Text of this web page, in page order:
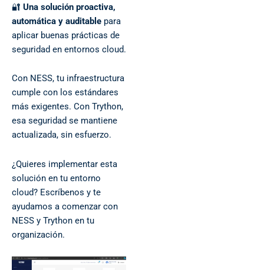
🔐 Una solución proactiva,
automática y auditable para
aplicar buenas prácticas de
seguridad en entornos cloud.
Con NESS, tu infraestructura
cumple con los estándares
más exigentes. Con Trython,
esa seguridad se mantiene
actualizada, sin esfuerzo.
¿Quieres implementar esta
solución en tu entorno
cloud? Escríbenos y te
ayudamos a comenzar con
NESS y Trython en tu
organización.